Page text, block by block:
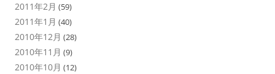
2011年2月 (59)
2011年1月 (40)
2010年12月 (28)
2010年11月 (9)
2010年10月 (12)